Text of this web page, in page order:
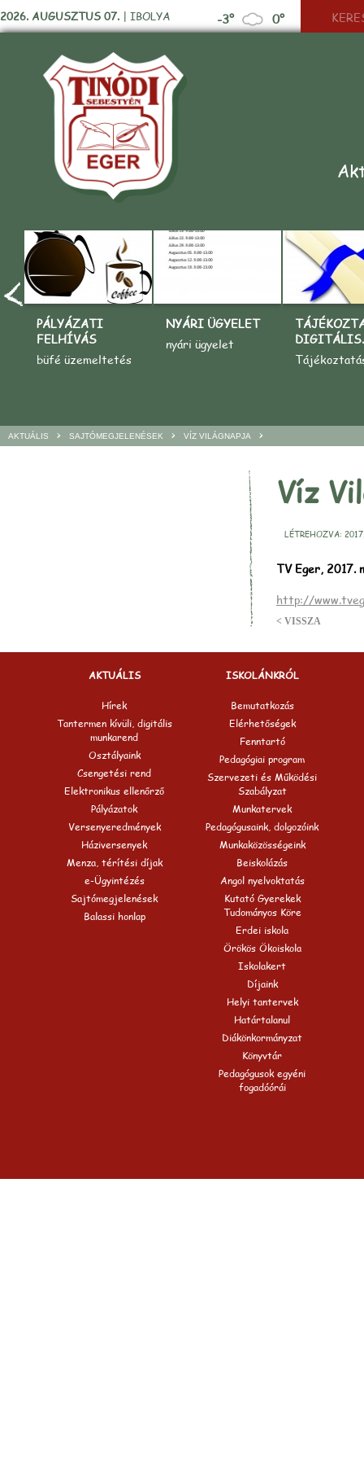
2026. AUGUSZTUS 07. | IBOLYA -3° 0°
PÁLYÁZATI
FELHÍVÁS
büfé üzemeltetés
NYÁRI ÜGYELET
nyári ügyelet
AKTUÁLIS > SAJTÓMEGJELENÉSEK > VÍZ VILÁGNAPJA >
Víz
LÉTREHOZVA:
TV Eger, 2017.
http://
< VISSZA
AKTUÁLIS
Hírek
Tantermen kívüli, digitális
munkarend
Osztályaink
Csengetési rend
Elektronikus ellenőrző
Pályázatok
Versenyeredmények
Háziversenyek
Menza, térítési díjak
e-Ügyintézés
Sajtómegjelenések
Balassi honlap
ISKOLÁNKRÓL
Bemutatkozás
Elérhetőségek
Fenntartó
Pedagógiai program
Szervezeti és Működési
Szabályzat
Munkatervek
Pedagógusaink, dolgozóink
Munkaközösségeink
Beiskolázás
Angol nyelvoktatás
Kutató Gyerekek
Tudományos Köre
Erdei iskola
Örökös Ökoiskola
Iskolakert
Díjaink
Helyi tantervek
Határtalanul
Diákönkormányzat
Könyvtár
Pedagógusok egyéni
fogadóórái